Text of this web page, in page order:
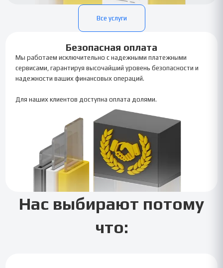
Все услуги
Безопасная оплата
Мы работаем исключительно с надежными платежными
сервисами, гарантируя высочайший уровень безопасности и
надежности ваших финансовых операций.
Для наших клиентов доступна оплата долями.
Нас выбирают потому
что: